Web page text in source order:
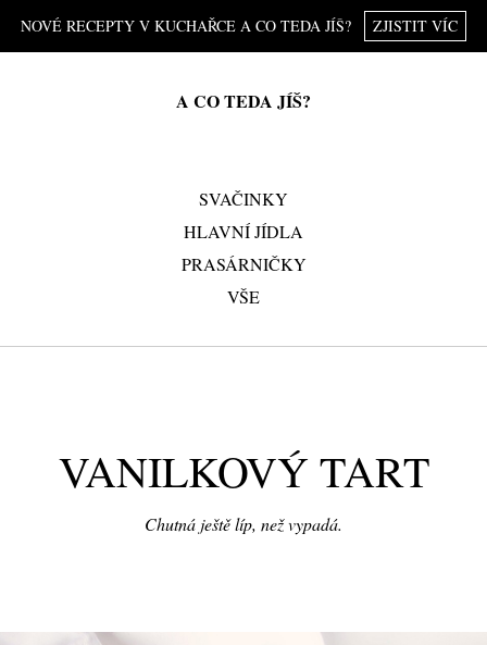
NOVÉ RECEPTY V KUCHAŘCE A CO TEDA JÍŠ? ZJISTIT VÍC
A CO TEDA JÍŠ?
SVAČINKY
HLAVNÍ JÍDLA
PRASÁRNIČKY
VŠE
VANILKOVÝ TART
Chutná ještě líp, než vypadá.